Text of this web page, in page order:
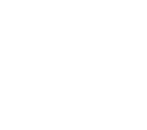
округ